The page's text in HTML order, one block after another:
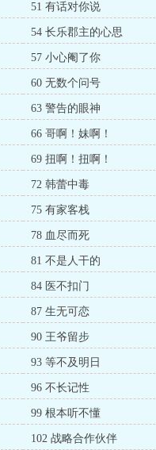
51 有话对你说
54 长乐郡主的心思
57 小心阉了你
60 无数个问号
63 警告的眼神
66 哥啊！妹啊！
69 扭啊！扭啊！
72 韩蕾中毒
75 有家客栈
78 血尽而死
81 不是人干的
84 医不扣门
87 生无可恋
90 王爷留步
93 等不及明日
96 不长记性
99 根本听不懂
102 战略合作伙伴